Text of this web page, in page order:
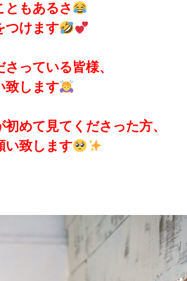
ともあるさ
つけます
っている皆様、
致します
めて見てくださった方、
い致します